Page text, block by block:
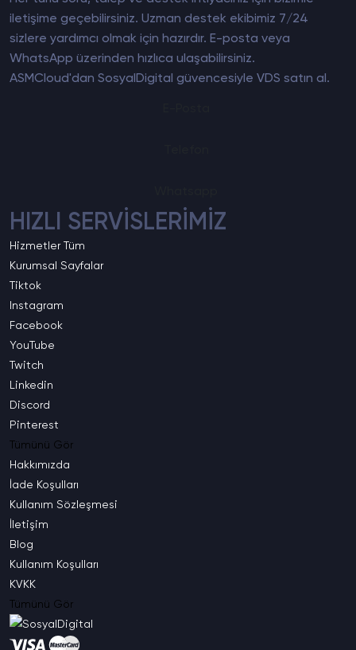
iletişime geçebilirsiniz. Uzman destek ekibimiz 7/24
sizlere yardımcı olmak için hazırdır. E-posta veya
WhatsApp üzerinden hızlıca ulaşabilirsiniz.
ASMCloud'dan SosyalDigital güvencesiyle VDS satın al.
HIZLI SERVİSLERİMİZ
Hizmetler Tüm
Kurumsal Sayfalar
Tiktok
Instagram
Facebook
YouTube
Twitch
Linkedin
Discord
Pinterest
Tümünü Gör
Hakkımızda
İade Koşulları
Kullanım Sözleşmesi
İletişim
Blog
Kullanım Koşulları
KVKK
Tümünü Gör